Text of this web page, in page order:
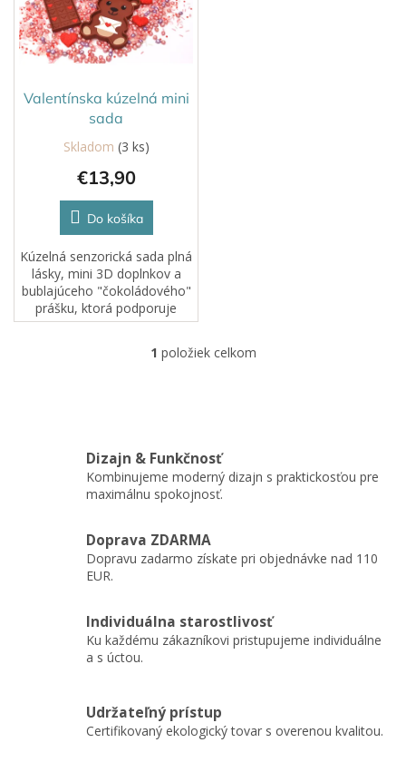
Valentínska kúzelná mini
sada
Skladom (3 ks)
€13,90
Do košíka
Kúzelná senzorická sada plná
lásky, mini 3D doplnkov a
bublajúceho "čokoládového"
prášku, ktorá podporuje
kreativitu, fantáziu a hravé
O
c
i
e
r
v
k
ý
p
1 položiek celkom
Dizajn & Funkčnosť
Kombinujeme moderný dizajn s praktickosťou pre
maximálnu spokojnosť.
Doprava ZDARMA
Dopravu zadarmo získate pri objednávke nad 110
EUR.
Individuálna starostlivosť
Ku každému zákazníkovi pristupujeme individuálne
a s úctou.
Udržateľný prístup
Certifikovaný ekologický tovar s overenou kvalitou.